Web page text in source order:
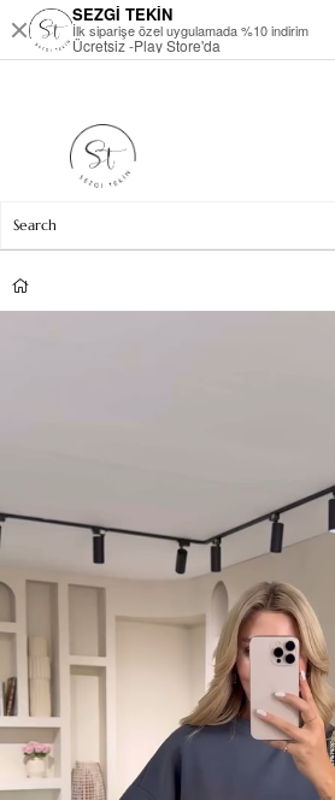
SEZGİ TEKİN
İlk siparişe özel uygulamada %10 indirim
Ücretsiz -Play Store'da